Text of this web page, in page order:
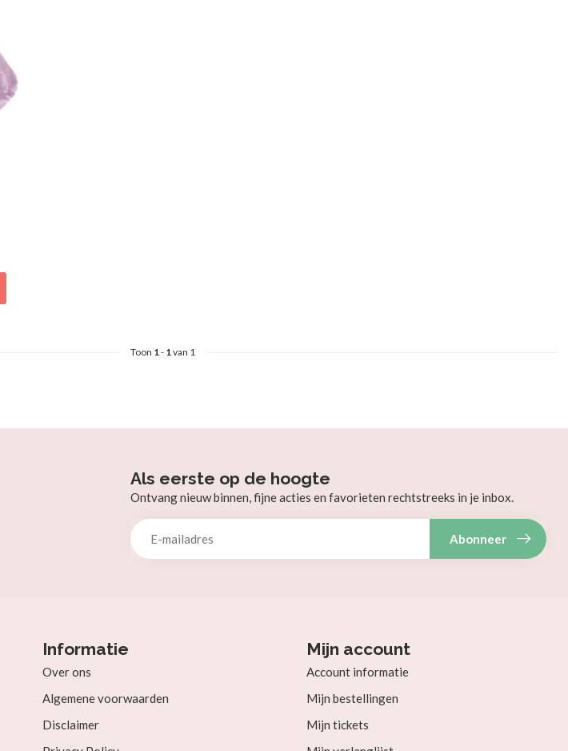
Toon 1- 1van 1
Als eerste op de hoogte
Ontvang nieuw binnen, fijne acties en favorieten rechtstreeks in je inbox.
Abonneer
Informatie
Over ons
Algemene voorwaarden
Disclaimer
Mijn account
Account informatie
Mijn bestellingen
Mijn tickets